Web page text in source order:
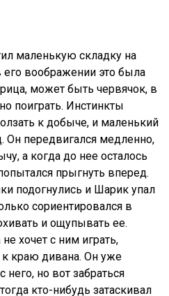
маленькую складку на
воображении это была
может быть червячок, в
поиграть. Инстинкты
к добыче, и маленький
Он передвигался медленно,
а когда до нее осталось
прыгнуть вперед.
подогнулись и Шарик упал
сориентировался в
и ощупывать ее.
хочет с ним играть,
к краю дивана. Он уже
него, но вот забраться
кто-нибудь затаскивал